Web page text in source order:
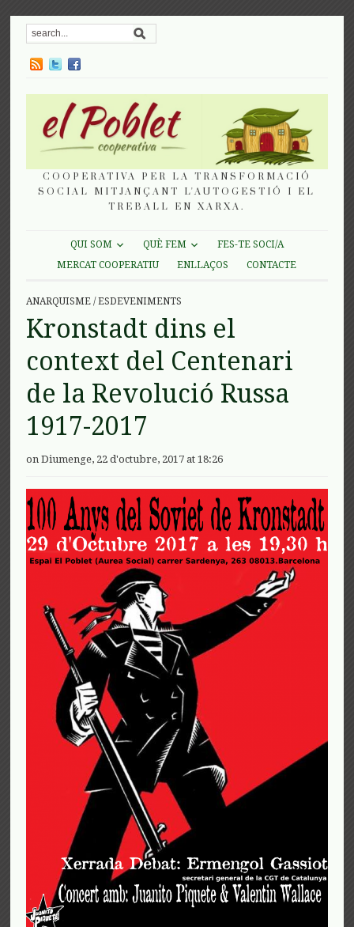
COOPERATIVA PER LA TRANSFORMACIÓ
SOCIAL MITJANÇANT L'AUTOGESTIÓ I EL
TREBALL EN XARXA.
QUI SOM QUÈ FEM
FES-TE SOCI/A
MERCAT COOPERATIU
ENLLAÇOS CONTACTE
ANARQUISME /ESDEVENIMENTS
Kronstadt dins el
context del Centenari
de la Revolució Russa
1917-2017
on Diumenge, 22 d'octubre, 2017 at 18:26